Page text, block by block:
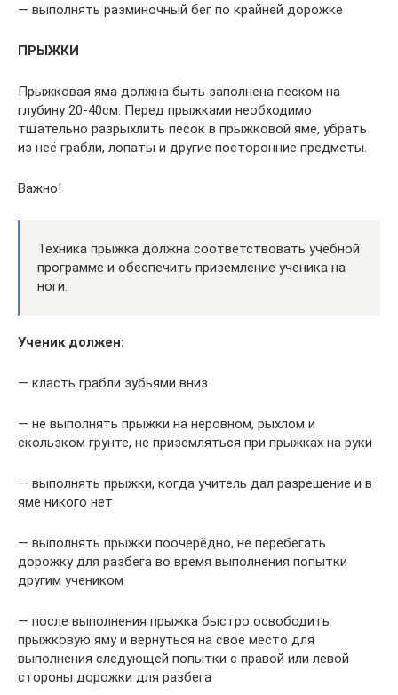
— выполнять разминочный бег по крайней дорожке
ПРЫЖКИ
Прыжковая яма должна быть заполнена песком на
глубину 20-40см. Перед прыжками необходимо
тщательно разрыхлить песок в прыжковой яме, убрать
из неё грабли, лопаты и другие посторонние предметы.
Важно!
Техника прыжка должна соответствовать учебной
программе и обеспечить приземление ученика на
ноги.
Ученик должен:
— класть грабли зубьями вниз
— не выполнять прыжки на неровном, рыхлом и
скользком грунте, не приземляться при прыжках на руки
— выполнять прыжки, когда учитель дал разрешение и в
яме никого нет
— выполнять прыжки поочерёдно, не перебегать
дорожку для разбега во время выполнения попытки
другим учеником
— после выполнения прыжка быстро освободить
прыжковую яму и вернуться на своё место для
выполнения следующей попытки с правой или левой
стороны дорожки для разбега